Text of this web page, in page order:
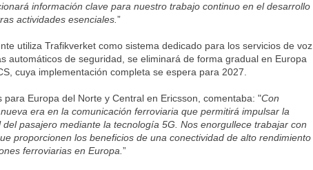
información clave para nuestro trabajo continuo en el desarrollo
actividades esenciales.”
utiliza Trafikverket como sistema dedicado para los servicios de voz
automáticos de seguridad, se eliminará de forma gradual en Europa
cuya implementación completa se espera para 2027.
Europa del Norte y Central en Ericsson, comentaba: "Con
era en la comunicación ferroviaria que permitirá impulsar la
pasajero mediante la tecnología 5G. Nos enorgullece trabajar con
proporcionen los beneficios de una conectividad de alto rendimiento
ferroviarias en Europa.”